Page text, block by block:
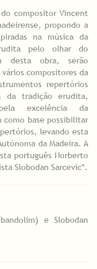
compositor Vincent
propondo a
na música da
pelo olhar do
desta obra, serão
compositores da
repertórios
da tradição erudita,
excelência da
base possibilitar
levando esta
da Madeira. A
português Norberto
Slobodan Sarcevic".
e Slobodan